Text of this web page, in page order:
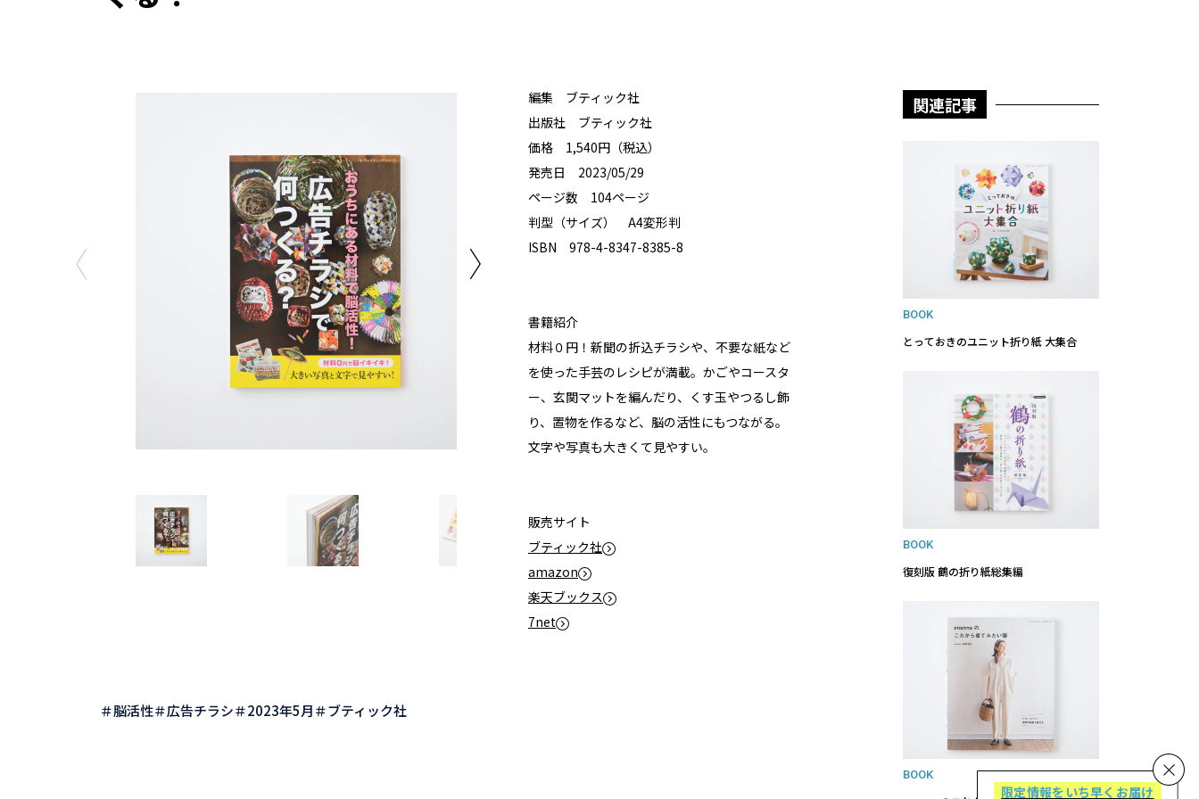
編集 ブティック社
出版社 ブティック社
価格 1,540円（税込）
発売日 2023/05/29
ページ数 104ページ
判型（サイズ） A4変形判
ISBN 978-4-8347-8385-8
書籍紹介
材料０円！新聞の折込チラシや、不要な紙など
を使った手芸のレシピが満載。かごやコースタ
ー、玄関マットを編んだり、くす玉やつるし飾
り、置物を作るなど、脳の活性にもつながる。
文字や写真も大きくて見やすい。
販売サイト
ブティック社
amazon
楽天ブックス
7net
脳活性 広告チラシ 2023年5月 ブティック社
関連記事
BOOK
とっておきのユニット折り紙 大集合
BOOK
復刻版 鶴の折り紙総集編
BOOK
限定情報をいち早くお届け